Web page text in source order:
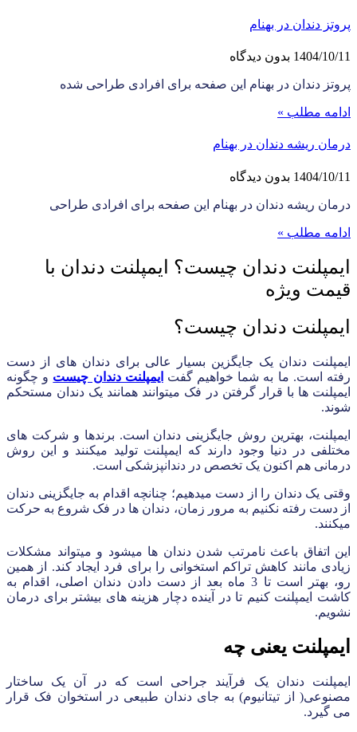
پروتز دندان در بهنام
1404/10/11 بدون دیدگاه
پروتز دندان در بهنام این صفحه برای افرادی طراحی شده
ادامه مطلب »
درمان ریشه دندان در بهنام
1404/10/11 بدون دیدگاه
درمان ریشه دندان در بهنام این صفحه برای افرادی طراحی
ادامه مطلب »
ایمپلنت دندان چیست؟ ایمپلنت دندان با
قیمت ویژه
ایمپلنت دندان چیست؟
ایمپلنت دندان یک جایگزین بسیار عالی برای دندان های از دست
رفته است. ما به شما خواهیم گفت ایمپلنت دندان چیست و چگونه
ایمپلنت ها با قرار گرفتن در فک میتوانند همانند یک دندان مستحکم
شوند.
ایمپلنت، بهترین روش جایگزینی دندان است. برندها و شرکت های
مختلفی در دنیا وجود دارند که ایمپلنت تولید میکنند و این روش
درمانی هم اکنون یک تخصص در دندانپزشکی است.
وقتی یک دندان را از دست میدهیم؛ چنانچه اقدام به جایگزینی دندان
از دست رفته نکنیم به مرور زمان، دندان ها در فک شروع به حرکت
میکنند.
این اتفاق باعث نامرتب شدن دندان ها میشود و میتواند مشکلات
زیادی مانند کاهش تراکم استخوانی را برای فرد ایجاد کند. از همین
رو، بهتر است تا 3 ماه بعد از دست دادن دندان اصلی، اقدام به
کاشت ایمپلنت کنیم تا در آینده دچار هزینه های بیشتر برای درمان
نشویم.
ایمپلنت یعنی چه
ایمپلنت دندان یک فرآیند جراحی است که در آن یک ساختار
مصنوعی( از تیتانیوم) به جای دندان طبیعی در استخوان فک قرار
می‌ گیرد.